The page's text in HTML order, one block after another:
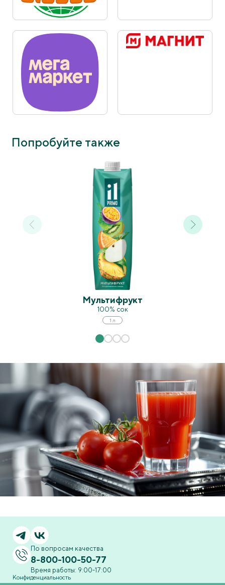
Попробуйте также
Мультифрукт
100% сок
1 л
По вопросам качества
8-800-100-50-77
Время работы: 9:00-17:00
Конфиденциальность